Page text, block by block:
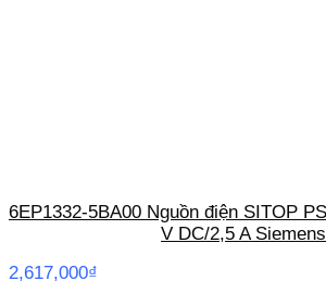
6EP1332-5BA00 Nguồn điện SITOP
V DC/2,5 A Siemens
2,617,000₫